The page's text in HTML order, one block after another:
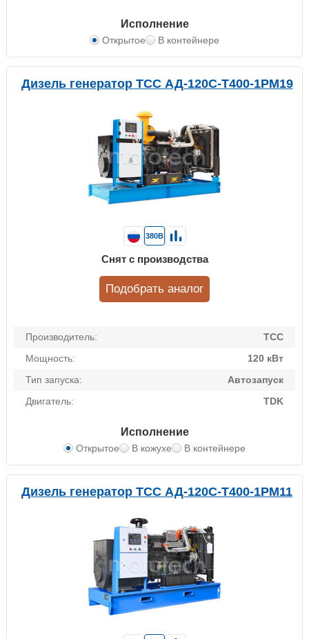
Исполнение
Открытое В контейнере
Дизель генератор ТСС АД-120С-Т400-1РМ19
Производитель:
ТСС
Мощность:
120 кВт
Тип запуска:
Автозапуск
Двигатель:
TDK
Исполнение
Открытое В кожухе В контейнере
380В
Снят с производства
Подобрать аналог
Дизель генератор ТСС АД-120С-Т400-1РМ11